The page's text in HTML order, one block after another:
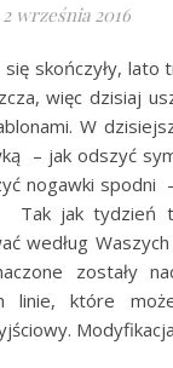
2 września 2016
się skończyły,
więc dzisiaj
W
– jak odszyć
nogawki spodni
Tak jak tydzień
według
zostały
linie, które